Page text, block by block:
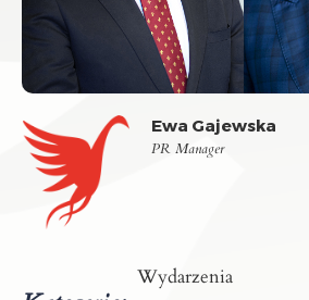
Ewa Gajewska
PR Manager
Wydarzenia